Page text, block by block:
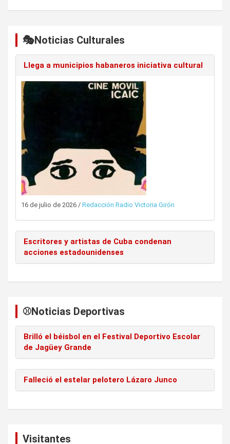
🎭Noticias Culturales
Llega a municipios habaneros iniciativa cultural
16 de julio de 2026 / Redacción Radio Victoria Girón
Escritores y artistas de Cuba condenan
acciones estadounidenses
⚾️Noticias Deportivas
Brilló el béisbol en el Festival Deportivo Escolar
de Jagüey Grande
Falleció el estelar pelotero Lázaro Junco
Visitantes